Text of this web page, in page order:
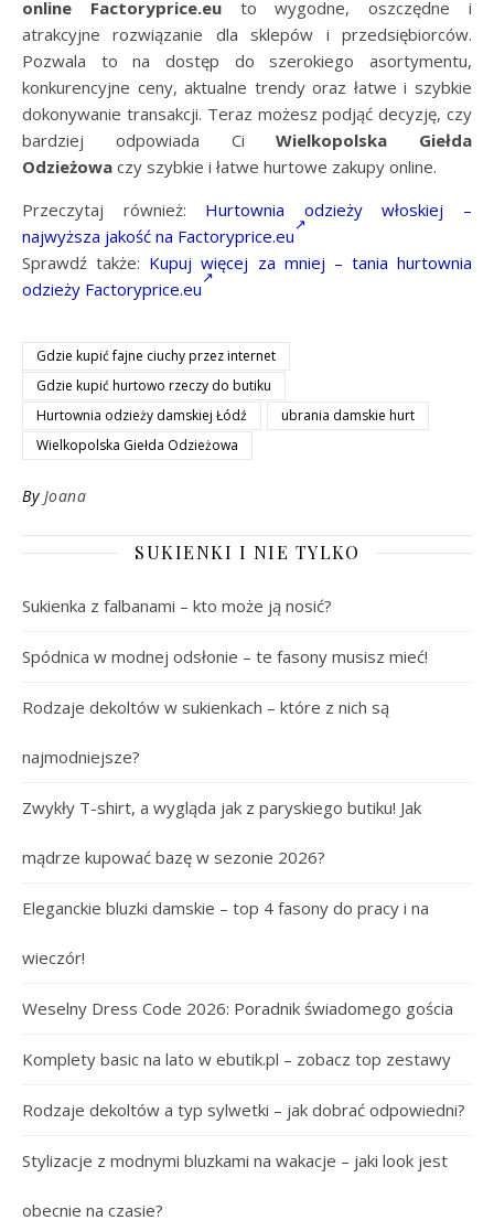
online Factoryprice.euto wygodne, oszczędne i
atrakcyjne rozwiązanie dla sklepów i przedsiębiorców.
Pozwala to na dostęp do szerokiego asortymentu,
konkurencyjne ceny, aktualne trendy oraz łatwe i szybkie
dokonywanie transakcji. Teraz możesz podjąć decyzję, czy
bardziej odpowiada CiWielkopolska Giełda
Odzieżowa czy szybkie i łatwe hurtowe zakupy online.
Przeczytaj również: Hurtownia odzieży włoskiej –
najwyższa jakość na Factoryprice.eu
Sprawdź także: Kupuj więcej za mniej – tania hurtownia
odzieży Factoryprice.eu
Gdzie kupić fajne ciuchy przez internet
Gdzie kupić hurtowo rzeczy do butiku
Hurtownia odzieży damskiej Łódź
ubrania damskie hurt
Wielkopolska Giełda Odzieżowa
By Joana
SUKIENKI I NIE TYLKO
Sukienka z falbanami – kto może ją nosić?
Spódnica w modnej odsłonie – te fasony musisz mieć!
Rodzaje dekoltów w sukienkach – które z nich są
najmodniejsze?
Zwykły T-shirt, a wygląda jak z paryskiego butiku! Jak
mądrze kupować bazę w sezonie 2026?
Eleganckie bluzki damskie – top 4 fasony do pracy i na
wieczór!
Weselny Dress Code 2026: Poradnik świadomego gościa
Komplety basic na lato w ebutik.pl – zobacz top zestawy
Rodzaje dekoltów a typ sylwetki – jak dobrać odpowiedni?
Stylizacje z modnymi bluzkami na wakacje – jaki look jest
obecnie na czasie?